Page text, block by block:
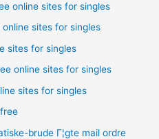
online sites for singles
sites for singles
sites for singles
online sites for singles
sites for singles
brude Г¦gte mail ordre